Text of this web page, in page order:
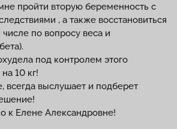
пройти вторую беременность с
, а также восстановиться
по вопросу веса и
под контролем этого
10 кг!
всегда выслушает и подберет
к Елене Александровне!